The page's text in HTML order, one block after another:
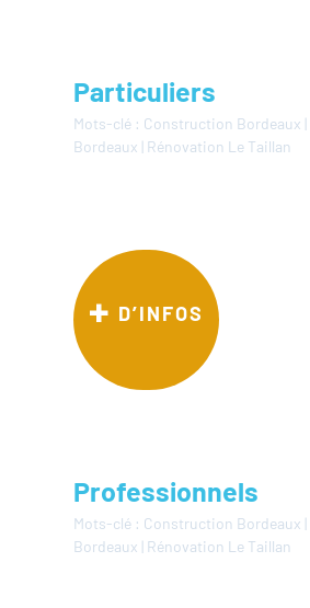
Particuliers
Mots-clé : Construction Bordeaux |
Bordeaux | Rénovation Le Taillan
D’INFOS
Professionnels
Mots-clé : Construction Bordeaux |
Bordeaux | Rénovation Le Taillan